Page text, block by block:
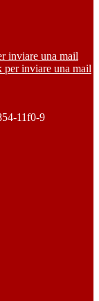
inviare una mail
per inviare una mail
11f0-9